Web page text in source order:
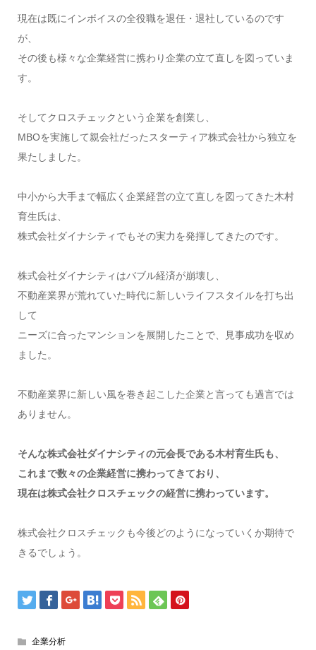
現在は既にインボイスの全役職を退任・退社しているのです
が、
その後も様々な企業経営に携わり企業の立て直しを図っていま
す。
そしてクロスチェックという企業を創業し、
MBOを実施して親会社だったスターティア株式会社から独立を
果たしました。
中小から大手まで幅広く企業経営の立て直しを図ってきた木村
育生氏は、
株式会社ダイナシティでもその実力を発揮してきたのです。
株式会社ダイナシティはバブル経済が崩壊し、
不動産業界が荒れていた時代に新しいライフスタイルを打ち出
して
ニーズに合ったマンションを展開したことで、見事成功を収め
ました。
不動産業界に新しい風を巻き起こした企業と言っても過言では
ありません。
そんな株式会社ダイナシティの元会長である木村育生氏も、
これまで数々の企業経営に携わってきており、
現在は株式会社クロスチェックの経営に携わっています。
株式会社クロスチェックも今後どのようになっていくか期待で
きるでしょう。
企業分析